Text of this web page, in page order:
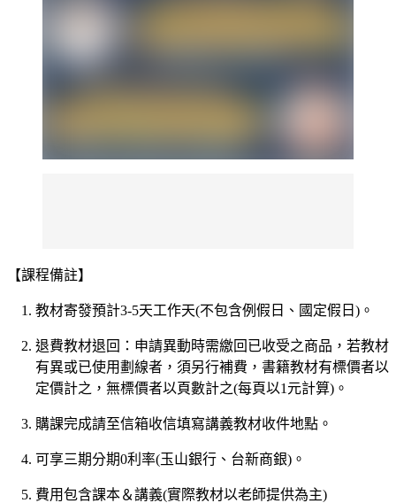
【課程備註】
教材寄發預計3-5天工作天(不包含例假日、國定假日 ) 。
退費教材退回：申請異動時需繳回已收受之商品，若教材
有異或已使用劃線者，須另行補費，書籍教材有標價者以
定價計之，無標價者以頁數計之(每頁以1 元計算) 。
購課完成請至信箱收信填寫講義教材收件地點。
可享三期分期0利率(玉山銀行、台新商銀) 。
費用包含課本＆講義(實際教材以老師提供為主)